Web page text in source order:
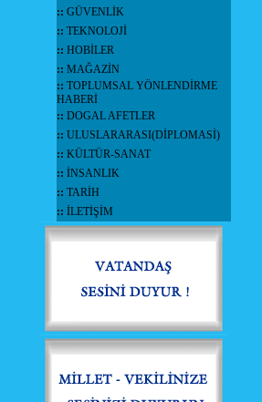
:: GÜVENLİK
:: TEKNOLOJİ
:: HOBİLER
:: MAĞAZİN
:: TOPLUMSAL YÖNLENDİRME
HABERİ
:: DOGAL AFETLER
:: ULUSLARARASI(DİPLOMASİ)
:: KÜLTÜR-SANAT
:: İNSANLIK
:: TARİH
:: İLETİŞİM